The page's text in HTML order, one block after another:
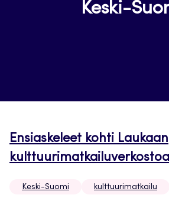
Keski-
Ensiaskeleet kohti Laukaan
kulttuurimatkailuverkostoa
Keski-Suomi kulttuurimatkailu